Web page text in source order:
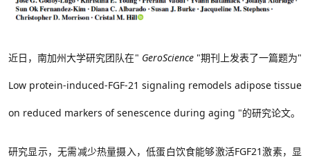
近日，南加州大学研究团队在" GeroScience"期刊上发表了一篇题为"
Low protein-induced-FGF-21 signaling remodels adipose tissue
on reduced markers of senescence during aging "的研究论文。
研究显示，无需减少热量摄入，低蛋白饮食能够激活FGF21激素，显